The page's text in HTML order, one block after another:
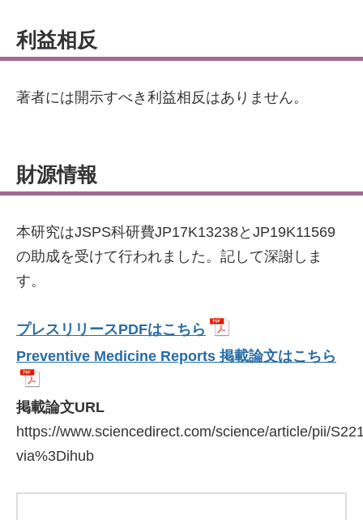
利益相反
著者には開示すべき利益相反はありません。
財源情報
本研究はJSPS科研費JP17K13238とJP19K11569
の助成を受けて行われました。記して深謝しま
す。
プレスリリースPDFはこちら
Preventive Medicine Reports 掲載論文はこちら
掲載論文URL
https://www.sciencedirect.com/science/article/pii/
via%3Dihub